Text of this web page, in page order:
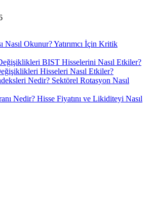
Nasıl Okunur? Yatırımcı İçin Kritik
BIST Hisselerini Nasıl Etkiler?
Hisseleri Nasıl Etkiler?
Nedir? Sektörel Rotasyon Nasıl
Nedir? Hisse Fiyatını ve Likiditeyi Nasıl